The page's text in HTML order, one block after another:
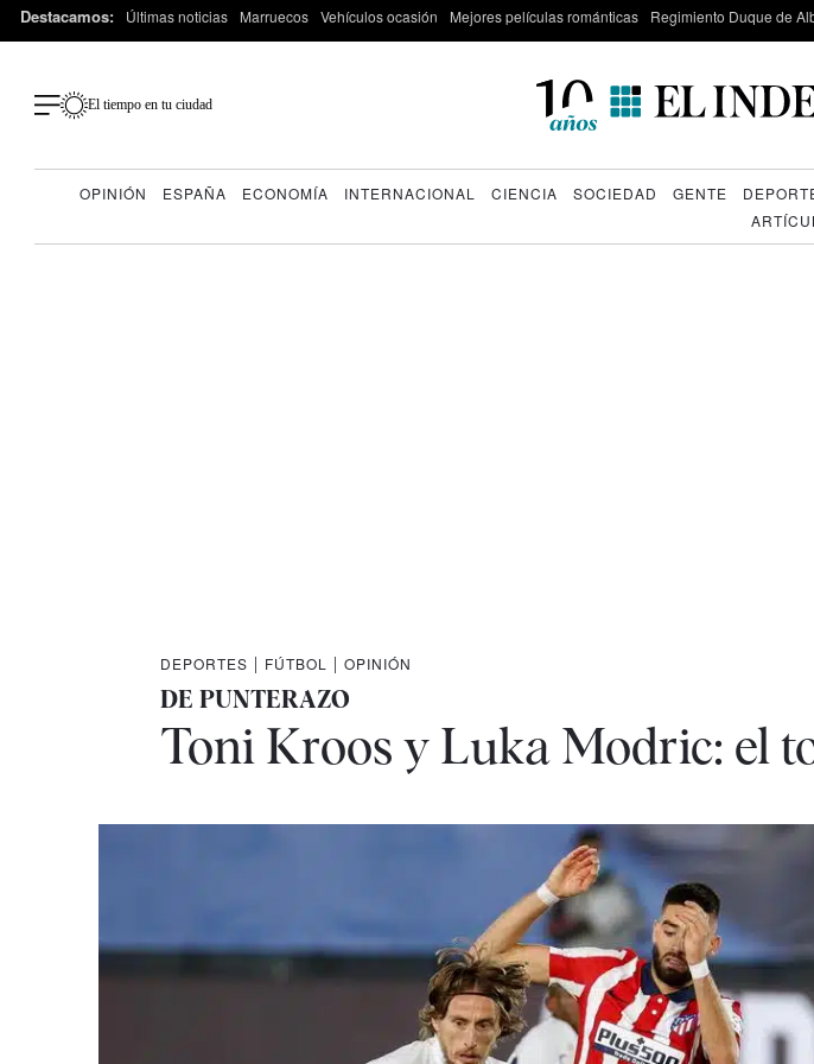
Destacamos: Últimas noticias Marruecos Vehículos ocasión Mejores películas románticas Regimiento Duque de
El tiempo en tu ciudad
OPINIÓN ESPAÑA ECONOMÍA INTERNACIONAL CIENCIA SOCIEDAD GENTE
DEPORTES | FÚTBOL | OPINIÓN
DE PUNTERAZO
Toni Kroos y Luka Modric: el